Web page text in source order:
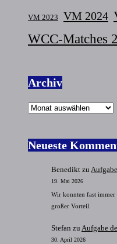
VM 2023 VM 2024
WCC-Matches
Archiv
Archiv
Neueste
Benedikt zu
19. Mai 2026
Wir konnten fast immer
großer Vorteil.
Stefan zu Aufgabe
30. April 2026